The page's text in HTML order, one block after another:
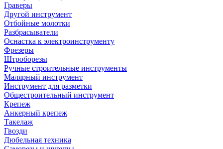
Граверы
Другой инструмент
Отбойные молотки
Разбрасыватели
Оснастка к электроинструменту
Фрезеры
Штроборезы
Ручные строительные инструменты
Малярный инструмент
Инструмент для разметки
Общестроительный инструмент
Крепеж
Анкерный крепеж
Такелаж
Гвозди
Дюбельная техника